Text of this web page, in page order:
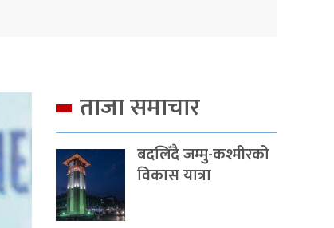
ताजा समाचार
बदलिँदै जम्मु-कश्मीरको
विकास यात्रा